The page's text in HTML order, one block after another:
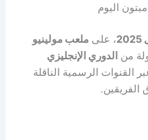
اليوم
، علىملعب مولينيو
من الدوري الإنجليزي
القنوات الرسمية الناقلة